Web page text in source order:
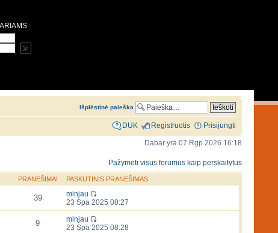
Išplėstinė paieška
DUK Registruotis Prisijungti
Dabar yra 07 Rgp 2026 16:18
Pažymėti visus forumus kaip perskaitytus
PRANEŠIMAI PASKUTINIS PRANEŠIMAS
39
minjau
23 Spa 2025 08:27
9
minjau
23 Spa 2025 08:28